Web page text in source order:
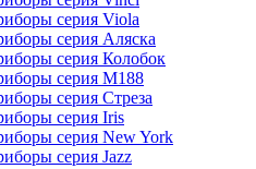
серия Viola
серия Аляска
серия Колобок
серия М188
серия Стреза
серия Iris
серия New York
серия Jazz